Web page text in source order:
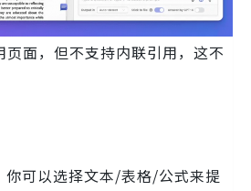
面，但不支持内联引用，这不
你可以选择文本/表格/公式来提